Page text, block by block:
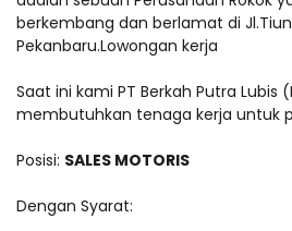
berkembang dan berlamat di
Pekanbaru.Lowongan kerja
Saat ini kami PT Berkah Putra Lubis
membutuhkan tenaga kerja untuk
Posisi: SALES MOTORIS
Dengan Syarat: